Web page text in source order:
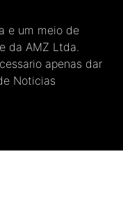
e um meio de
da AMZ Ltda.
apenas dar
Noticias